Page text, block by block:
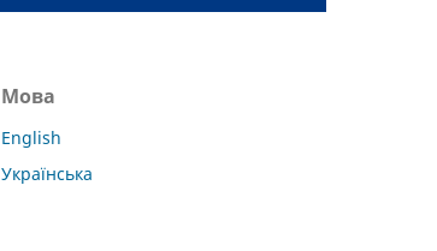
Мова
English
Українська